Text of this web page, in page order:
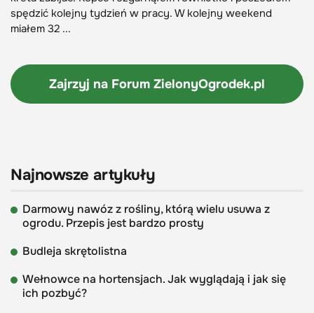
spędzić kolejny tydzień w pracy. W kolejny weekend
miałem 32 ...
Zajrzyj na Forum ZielonyOgrodek.pl
Najnowsze artykuły
Darmowy nawóz z rośliny, którą wielu usuwa z
ogrodu. Przepis jest bardzo prosty
Budleja skrętolistna
Wełnowce na hortensjach. Jak wyglądają i jak się
ich pozbyć?